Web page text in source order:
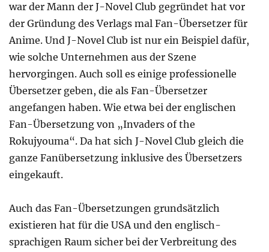
war der Mann der J-Novel Club gegründet hat vor
der Gründung des Verlags mal Fan-Übersetzer für
Anime. Und J-Novel Club ist nur ein Beispiel dafür,
wie solche Unternehmen aus der Szene
hervorgingen. Auch soll es einige professionelle
Übersetzer geben, die als Fan-Übersetzer
angefangen haben. Wie etwa bei der englischen
Fan-Übersetzung von „Invaders of the
Rokujyouma“. Da hat sich J-Novel Club gleich die
ganze Fanübersetzung inklusive des Übersetzers
eingekauft.
Auch das Fan-Übersetzungen grundsätzlich
existieren hat für die USA und den englisch-
sprachigen Raum sicher bei der Verbreitung des